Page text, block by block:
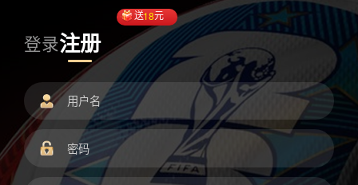
登录注册
送18元